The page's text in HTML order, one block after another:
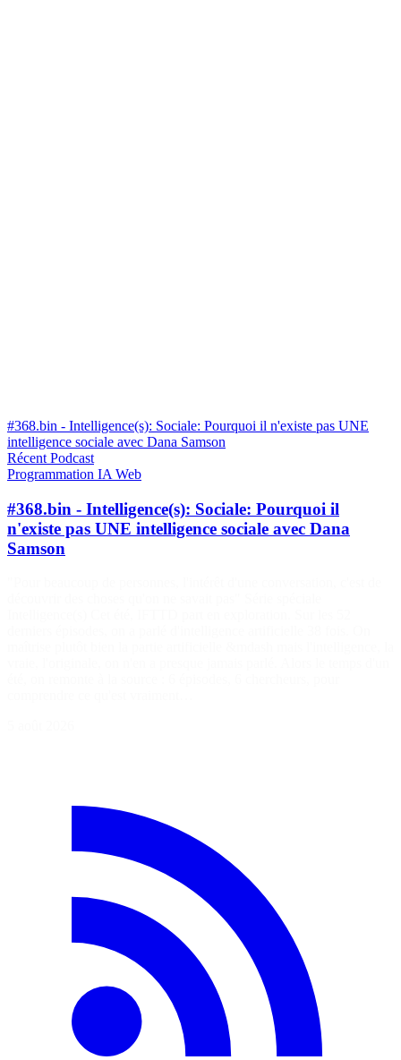
#368.bin - Intelligence(s): Sociale: Pourquoi il n'existe pas UNE
intelligence sociale avec Dana Samson
Récent Podcast
Programmation IA Web
#368.bin - Intelligence(s): Sociale: Pourquoi il
n'existe pas UNE intelligence sociale avec Dana
Samson